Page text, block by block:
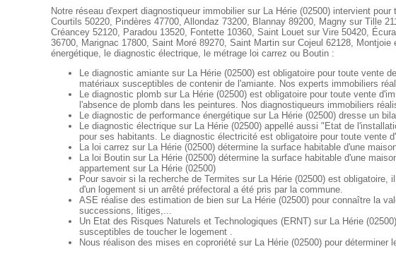
Notre réseau d'expert diagnostiqueur immobilier sur La Hérie (02500) intervient
Courtils 50220, Pindères 47700, Allondaz 73200, Blannay 89200, Magny sur Tille
Créancey 52120, Paradou 13520, Fontette 10360, Saint Louet sur Vire 50420,
36700, Marignac 17800, Saint Moré 89270, Saint Martin sur Cojeul 62128,
énergétique, le diagnostic électrique, le métrage loi carrez ou Boutin :
Le diagnostic amiante sur La Hérie (02500) est obligatoire pour toute
matériaux susceptibles de contenir de l'amiante. Nos experts immobiliers
Le diagnostic plomb sur La Hérie (02500) est obligatoire pour toute vente
l'absence de plomb dans les peintures. Nos diagnostiqueurs immobiliers
Le diagnostic de performance énergétique sur La Hérie (02500) dresse un
Le diagnostic électrique sur La Hérie (02500) appellé aussi "Etat de
pour ses habitants. Le diagnostic électricité est obligatoire pour toute vente
La loi carrez sur La Hérie (02500) détermine la surface habitable d'une
La loi Boutin sur La Hérie (02500) détermine la surface habitable d'une
appartement sur La Hérie (02500)
Pour savoir si la recherche de Termites sur La Hérie (02500) est
d'un logement si un arrêté préfectoral a été pris par la commune.
ASE réalise des estimation de bien sur La Hérie (02500) pour connaître la
successions, litiges,...
Un Etat des Risques Naturels et Technologiques (ERNT) sur La Hérie
susceptibles de toucher le logement .
Nous réalison des mises en coproriété sur La Hérie (02500) pour